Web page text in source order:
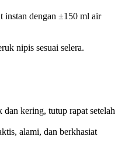
instan dengan ±150 ml air
nipis sesuai selera.
dan kering, tutup rapat setelah
alami, dan berkhasiat